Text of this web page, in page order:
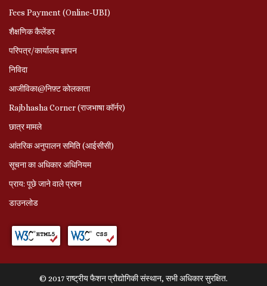
Fees Payment (Online-UBI)
शैक्षणिक कैलेंडर
परिपत्र/कार्यालय ज्ञापन
निविदा
आजीविका@निफ़्ट कोलकाता
Rajbhasha Corner (राजभाषा कॉर्नर)
छात्र मामले
आंतरिक अनुपालन समिति (आईसीसी)
सूचना का अधिकार अधिनियम
प्राय: पूछे जाने वाले प्रश्‍न
डाउनलोड
© 2017 राष्ट्रीय फैशन प्रौद्योगिकी संस्थान, सभी अधिकार सुरक्षित.